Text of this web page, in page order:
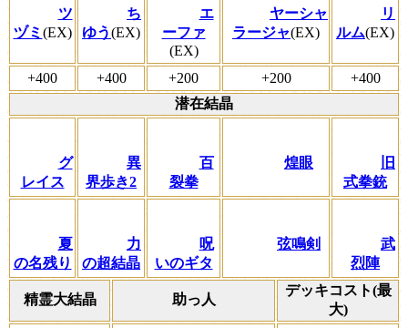
ツ
ヅミ(EX)
ち
ゆう(EX)
エ
ーファ
(EX)
ヤーシャ
ラージャ(EX)
リ
ルム(EX)
+400 +400 +200 +200
+400
潜在結晶
グ
レイス
異
界歩き2
百
裂拳
煌眼
旧
式拳銃
夏
の名残り
力
の超結晶
呪
いのギタ
弦鳴剣
武
烈陣
精霊大結晶 助っ人
デッキコスト(最
大)